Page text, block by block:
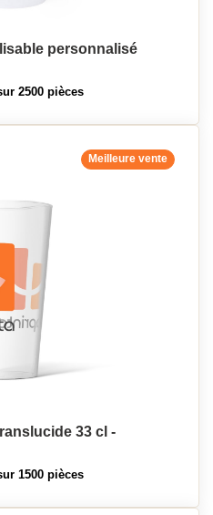
personnalisé
2500 pièces
Meilleure vente
33 cl -
1500 pièces